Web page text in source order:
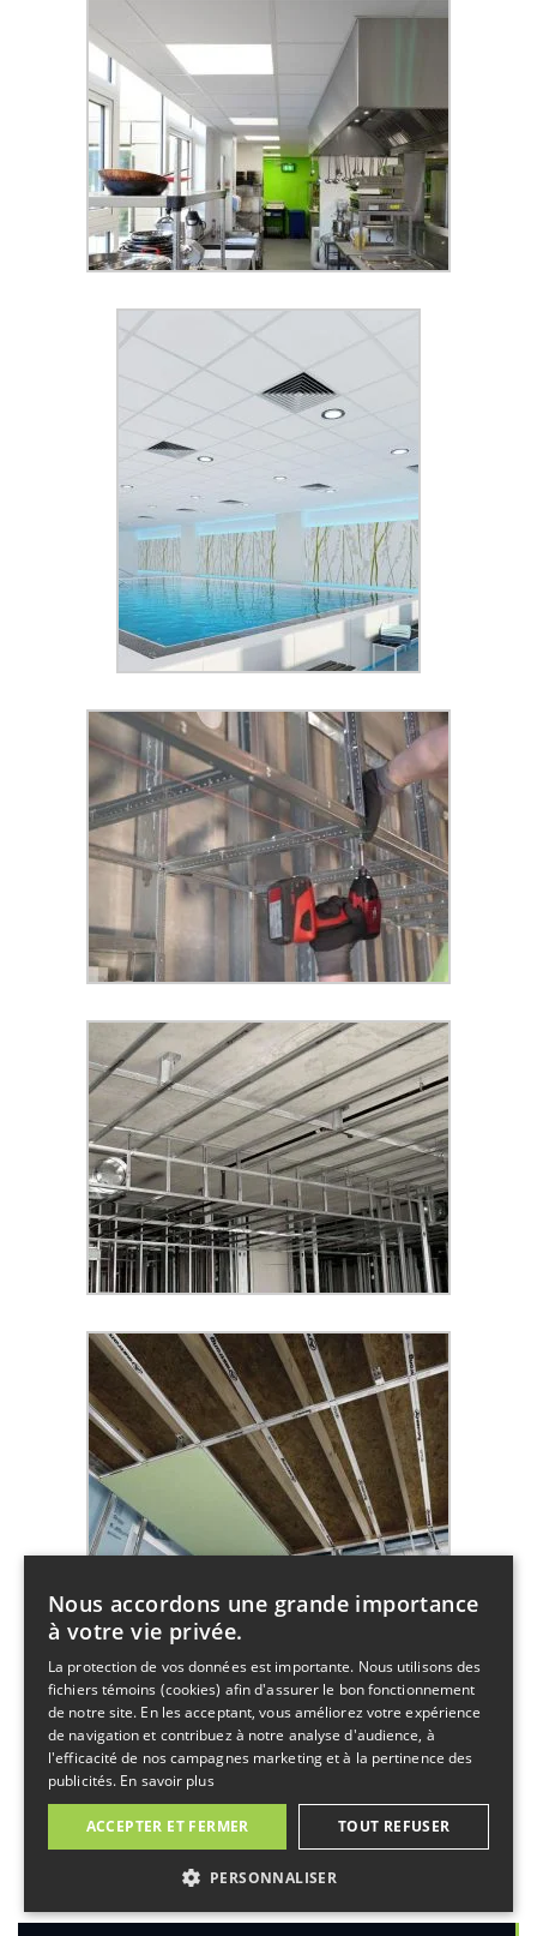
Nous accordons une grande importance
à votre vie privée.
La protection de vos données est importante. Nous utilisons des
fichiers témoins (cookies) afin d'assurer le bon fonctionnement
de notre site. En les acceptant, vous améliorez votre expérience
de navigation et contribuez à notre analyse d'audience, à
l'efficacité de nos campagnes marketing et à la pertinence des
publicités. En savoir plus
ACCEPTER ET FERMER TOUT REFUSER
PERSONNALISER